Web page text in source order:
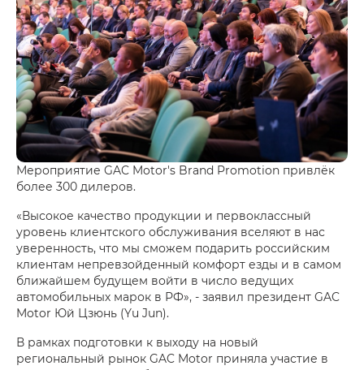
Мероприятие GAC Motor's Brand Promotion привлёк
более 300 дилеров.
«Высокое качество продукции и первоклассный
уровень клиентского обслуживания вселяют в нас
уверенность, что мы сможем подарить российским
клиентам непревзойденный комфорт езды и в самом
ближайшем будущем войти в число ведущих
автомобильных марок в РФ», - заявил президент GAC
Motor Юй Цзюнь (Yu Jun).
В рамках подготовки к выходу на новый
региональный рынок GAC Motor приняла участие в